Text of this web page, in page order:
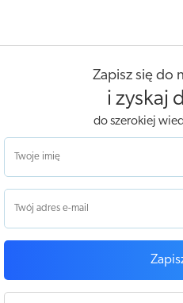
Zapisz się do
i zyskaj
do szerokiej